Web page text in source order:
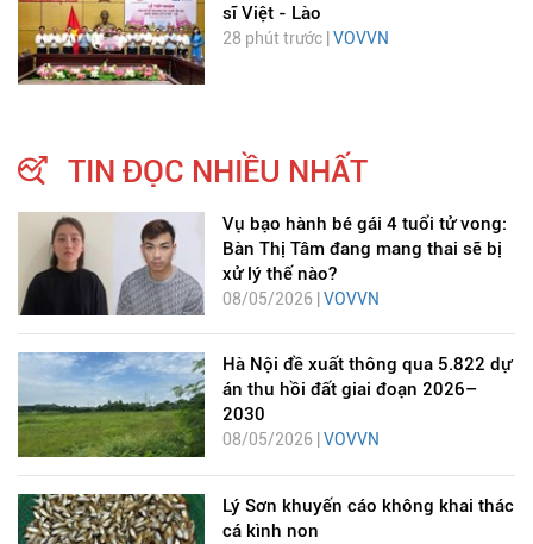
sĩ Việt - Lào
28 phút trước | VOVVN
TIN ĐỌC NHIỀU NHẤT
Vụ bạo hành bé gái 4 tuổi tử vong:
Bàn Thị Tâm đang mang thai sẽ bị
xử lý thế nào?
08/05/2026 | VOVVN
Hà Nội đề xuất thông qua 5.822 dự
án thu hồi đất giai đoạn 2026–
2030
08/05/2026 | VOVVN
Lý Sơn khuyến cáo không khai thác
cá kình non